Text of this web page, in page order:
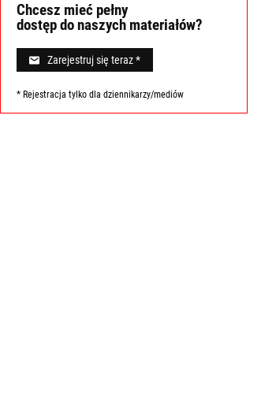
Chcesz mieć pełny
dostęp do naszych materiałów?
Zarejestruj się teraz *
* Rejestracja tylko dla dziennikarzy/mediów